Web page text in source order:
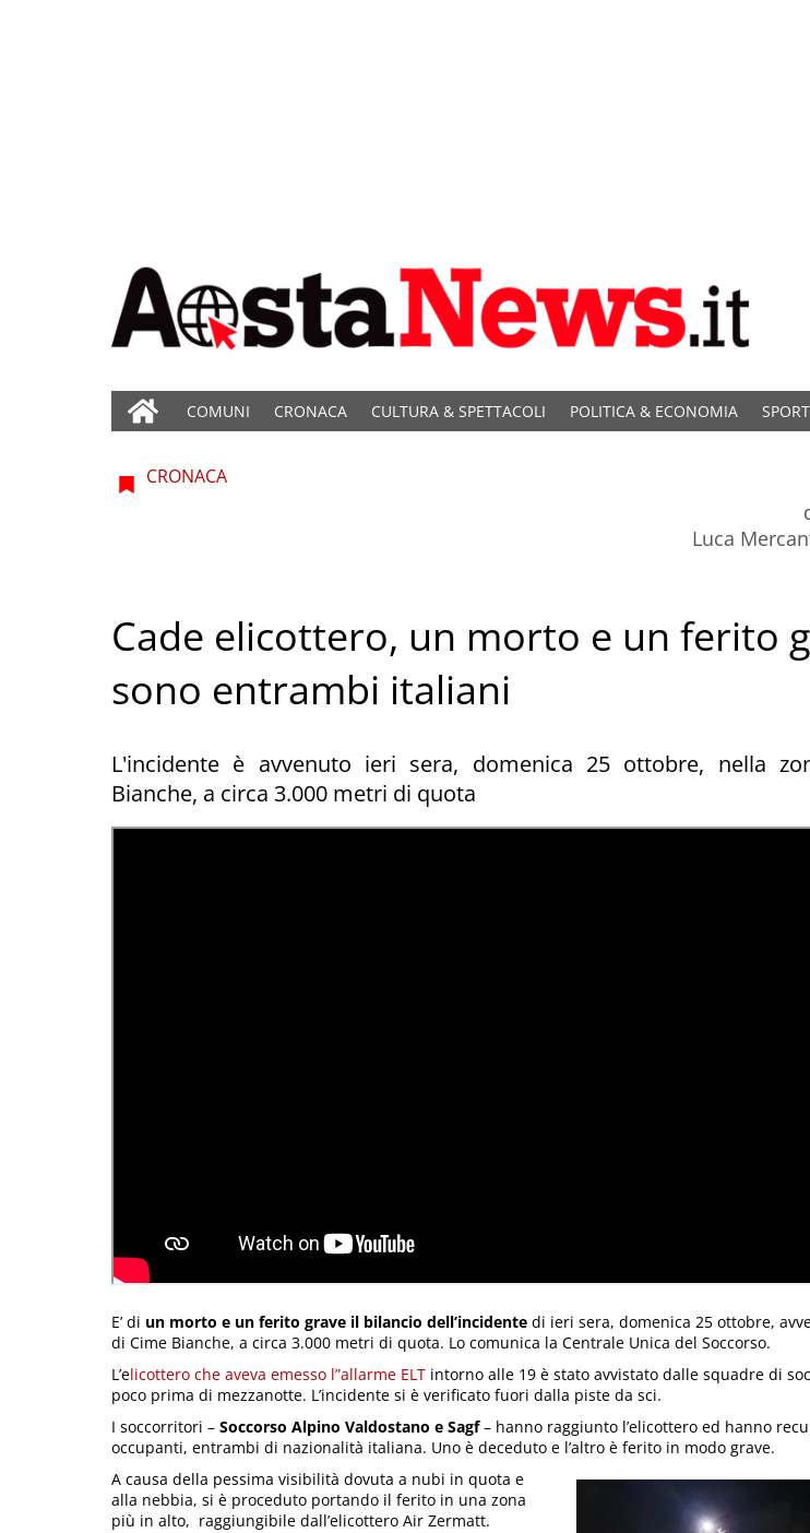
COMUNI CRONACA CULTURA & SPETTACOLI POLITICA & ECONOMIA SPORT
CRONACA
Luca
Cade elicottero, un morto e un ferito
sono entrambi italiani
L'incidente è avvenuto ieri sera, domenica 25 ottobre, nella
Bianche, a circa 3.000 metri di quota
E’ di un morto e un ferito grave il bilancio dell’incidente di ieri sera, domenica 25 ottobre,
di Cime Bianche, a circa 3.000 metri di quota. Lo comunica la Centrale Unica del Soccorso.
L’elicottero che aveva emesso l”allarme ELT intorno alle 19 è stato avvistato dalle squadre di
poco prima di mezzanotte. L’incidente si è verificato fuori dalla piste da sci.
I soccorritori – Soccorso Alpino Valdostano e Sagf– hanno raggiunto l’elicottero ed hanno
occupanti, entrambi di nazionalità italiana. Uno è deceduto e l’altro è ferito in modo grave.
A causa della pessima visibilità dovuta a nubi in quota e
alla nebbia, si è proceduto portando il ferito in una zona
più in alto, raggiungibile dall’elicottero Air Zermatt.